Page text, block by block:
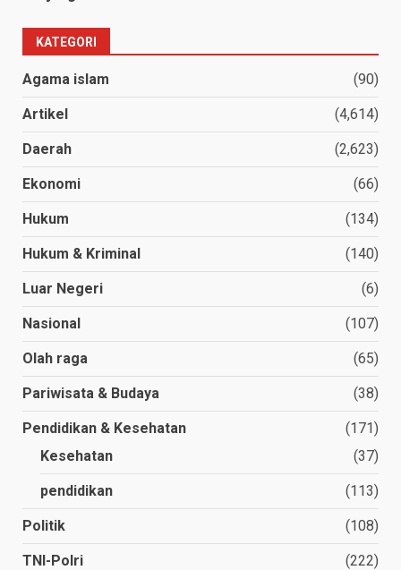
KATEGORI
Agama islam (90)
Artikel (4,614)
Daerah (2,623)
Ekonomi (66)
Hukum (134)
Hukum & Kriminal (140)
Luar Negeri (6)
Nasional (107)
Olah raga (65)
Pariwisata & Budaya (38)
Pendidikan & Kesehatan
(171)
Kesehatan
(37)
pendidikan (113)
Politik (108)
TNI-Polri (222)